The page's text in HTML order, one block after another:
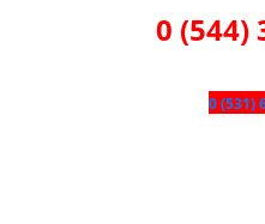
0 (544)
0 (531)